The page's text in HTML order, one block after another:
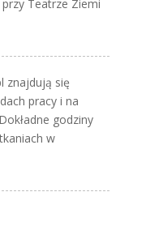
Teatrze Ziemi
znajdują się
pracy i na
godziny
w